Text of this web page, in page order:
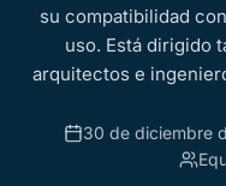
su compatibilidad
uso. Está dirigido
arquitectos e
30 de diciembre